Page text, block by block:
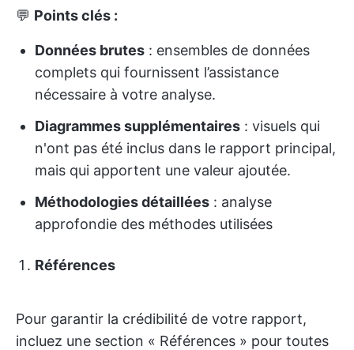
💬 Points clés :
Données brutes : ensembles de données
complets qui fournissent l’assistance
nécessaire à votre analyse.
Diagrammes supplémentaires : visuels qui
n'ont pas été inclus dans le rapport principal,
mais qui apportent une valeur ajoutée.
Méthodologies détaillées : analyse
approfondie des méthodes utilisées
Références
Pour garantir la crédibilité de votre rapport,
incluez une section « Références » pour toutes